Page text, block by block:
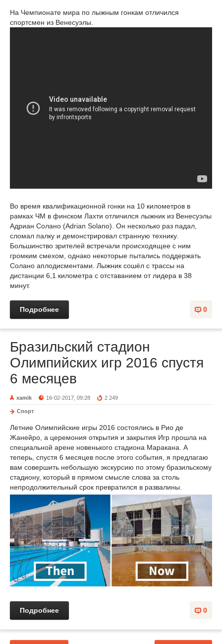
На Чемпионате мира по лыжным гонкам отличился
спортсмен из Венесуэлы.
Во время квалификационной гонки на 10 километров в
рамках ЧМ в финском Лахти отличился лыжник из Венесуэлы
Адриан Солано (Adrian Solano). Он несколько раз падал,
сломал палку и демонстрировал странную технику.
Большинство зрителей встречали происходящее с ним
громким смехом, однако некоторые пытались поддержать
Солано аплодисментами. Лыжник сошёл с трассы на
дистанции 6,1 километра с отставанием от лидера в 38
минут.
0
Подробнее
Бразильский стадион
Олимпийских игр 2016 спустя
6 месяцев
xamik 16-02-2017, 09:28 2 249
Спорт
Летние Олимпийские игры 2016 состоялись в Рио де
Жанейро, а церемония открытия и закрытия Игр прошла на
специальной арене новенького стадиона Маракана. А
теперь, спустя 6 месяцев после этого события, я предлагаю
вам совершить небольшую экскурсию по этому бразильскому
стадиону, который в прямом смысле слова за столь
непродолжительный срок превратился в развалины.
0
Подробнее